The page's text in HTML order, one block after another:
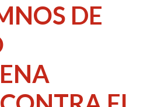
DE